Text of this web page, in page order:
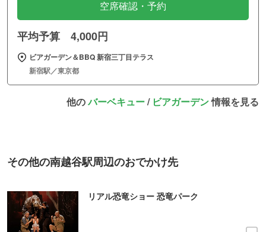
空席確認・予約
平均予算 4,000円
ビアガーデン＆BBQ 新宿三丁目テラス
新宿駅／東京都
他のバーベキュー/ ビアガーデン情報を見る
その他の南越谷駅周辺のおでかけ先
リアル恐竜ショー 恐竜パーク